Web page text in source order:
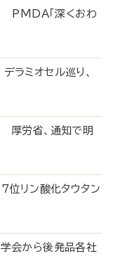
PMDA「深くおわ
ラミオセル巡り、
厚労省、通知で明
リン酸化タウタン
会から後発品各社